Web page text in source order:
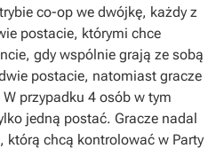
co-op we dwójkę, każdy z
postacie, którymi chce
gdy wspólnie grają ze sobą
postacie, natomiast gracze
przypadku 4 osób w tym
jedną postać. Gracze nadal
którą chcą kontrolować w Party